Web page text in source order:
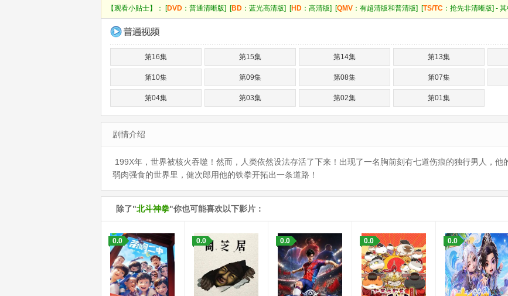
【观看小贴士】： [DVD ：普通清晰版] [BD ：蓝光高清版] [HD ：高清版] [QMV ：有超清版和普清版] [TS/TC ：抢先非清晰版] - 其
第16集 第15集 第14集 第13集
第10集 第09集 第08集 第07集
第04集 第03集 第02集 第01集
剧情介绍
199X年，世界被核火吞噬！然而，人类依然设法存活了下来！出现了一名胸前刻有七道伤痕的独行男人，
弱肉强食的世界里，健次郎用他的铁拳开拓出一条道路！
除了"北斗神拳"你也可能喜欢以下影片：
0.0 0.0 0.0 0.0 0.0